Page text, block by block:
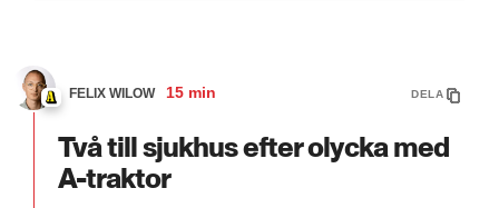
FELIX WILOW 15 min DELA
Två till sjukhus efter olycka med
A-traktor